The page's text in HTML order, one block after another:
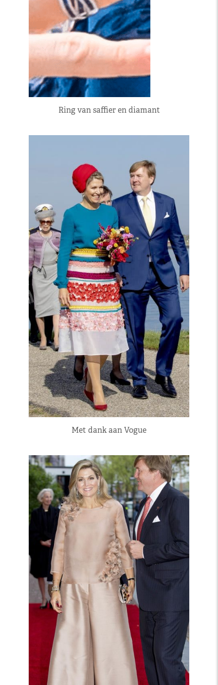
Ring van saffier en diamant
Met dank aan Vogue